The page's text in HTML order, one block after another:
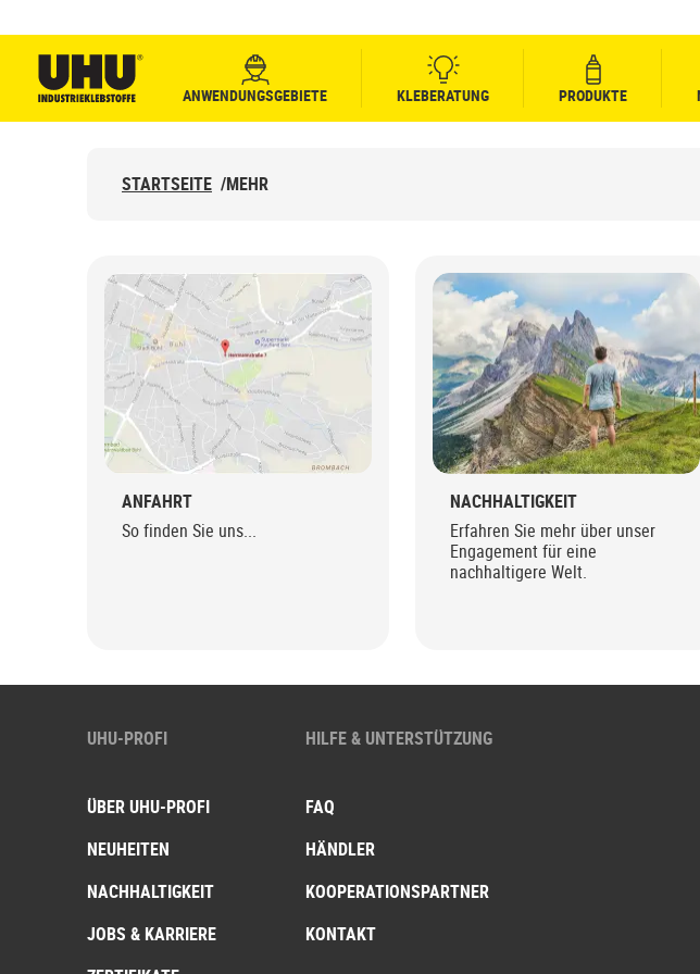
ANWENDUNGSGEBIETE KLEBERATUNG PRODUKTE
STARTSEITE /MEHR
ANFAHRT
So finden Sie uns...
NACHHALTIGKEIT
Erfahren Sie mehr über unser
Engagement für eine
nachhaltigere Welt.
UHU-PROFI
ÜBER UHU-PROFI
NEUHEITEN
NACHHALTIGKEIT
JOBS & KARRIERE
HILFE & UNTERSTÜTZUNG
FAQ
HÄNDLER
KOOPERATIONSPARTNER
KONTAKT